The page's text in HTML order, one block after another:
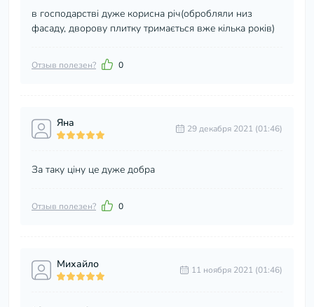
в господарстві дуже корисна річ(обробляли низ
фасаду, дворову плитку тримається вже кілька років)
Отзыв полезен? 0
Яна 29 декабря 2021 (01:46)
За таку ціну це дуже добра
Отзыв полезен? 0
Михайло 11 ноября 2021 (01:46)